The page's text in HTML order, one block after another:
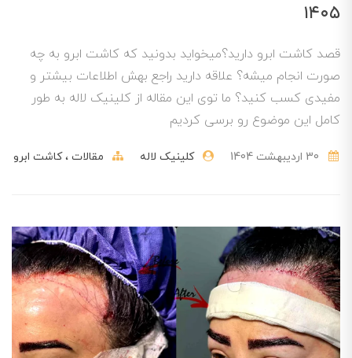
۱۴۰۵
قصد کاشت ابرو دارید؟میخواید بدونید که کاشت ابرو به چه
صورت انجام میشه؟ علاقه دارید راجع بهش اطلاعات بیشتر و
مفیدی کسب کنید؟ ما توی این مقاله از کلینیک لاله به طور
کامل این موضوع رو برسی کردیم
کلینیک لاله مقالات کاشت ابرو